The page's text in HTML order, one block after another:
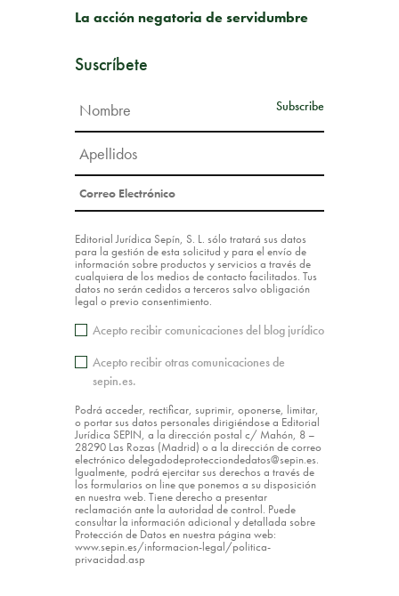
La acción negatoria de servidumbre
Suscríbete
Editorial Jurídica Sepín, S. L. sólo tratará sus datos
para la gestión de esta solicitud y para el envío de
información sobre productos y servicios a través de
cualquiera de los medios de contacto facilitados. Tus
datos no serán cedidos a terceros salvo obligación
legal o previo consentimiento.
Acepto recibir comunicaciones del blog jurídico
Acepto recibir otras comunicaciones de
sepin.es.
Podrá acceder, rectificar, suprimir, oponerse, limitar,
o portar sus datos personales dirigiéndose a Editorial
Jurídica SEPIN, a la dirección postal c/ Mahón, 8 –
28290 Las Rozas (Madrid) o a la dirección de correo
electrónico delegadodeprotecciondedatos@sepin.es.
Igualmente, podrá ejercitar sus derechos a través de
los formularios on line que ponemos a su disposición
en nuestra web. Tiene derecho a presentar
reclamación ante la autoridad de control. Puede
consultar la información adicional y detallada sobre
Protección de Datos en nuestra página web:
www.sepin.es/informacion-legal/politica-
privacidad.asp